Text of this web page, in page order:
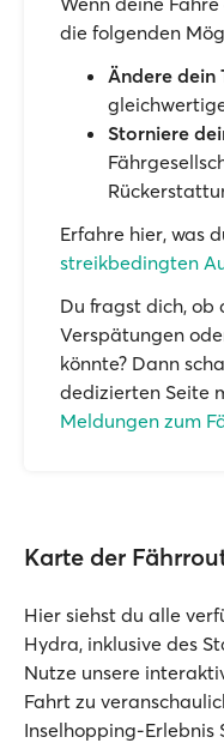
die folgenden
Ändere dein
Storniere
Erfahre hier, was
streikbedingten
Du fragst dich, ob
Verspätungen
könnte? Dann
dedizierten Seite
Meldungen zum
Karte der
Hier siehst du alle
Hydra, inklusive des
Nutze unsere
Fahrt zu
Inselhopping-Erlebnis